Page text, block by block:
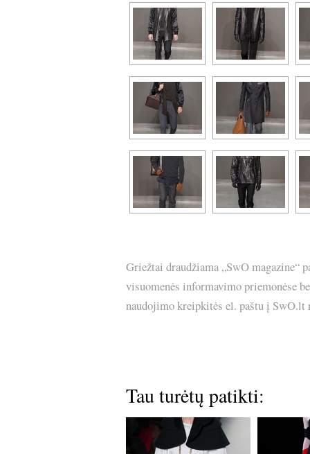
Griežtai draudžiama „SwO magazine“
visuomenės informavimo priemonėse
naudojimo kreipkitės el. paštu į
Tau turėtų patikti: